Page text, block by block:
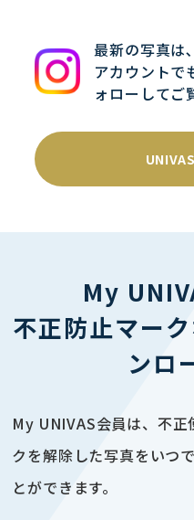
最新の写真
アカウントで
ォローしてご
My
不正防止マー
ンロ
My UNIVAS会員は、不
クを解除した写真をいつ
とができます。